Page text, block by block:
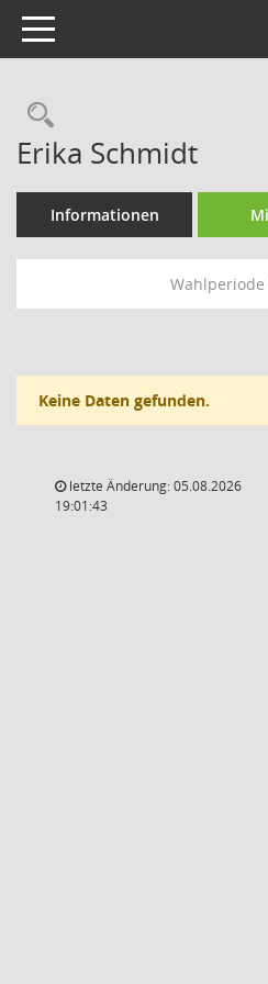
Toggle navigation
Rechercheauswahl
Erika Schmidt
Informationen
Wahlperiode
Keine Daten gefunden.
letzte Änderung: 05.08.2026
19:01:43